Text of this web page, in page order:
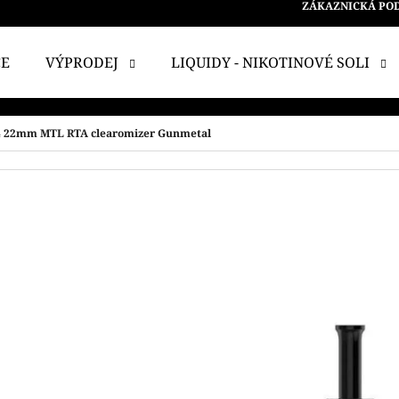
ZÁKAZNICKÁ
VÝPRODEJ LIQUIDY - NIKOTINOVÉ SOLI
MTL RTA clearomizer Gunmetal
NAJÍT?